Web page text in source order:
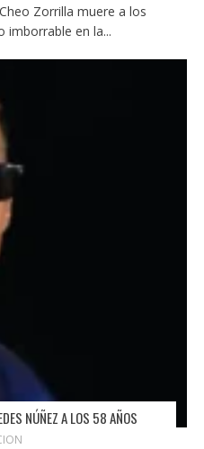
Zorrilla muere a los
imborrable en la...
NÚÑEZ A LOS 58 AÑOS